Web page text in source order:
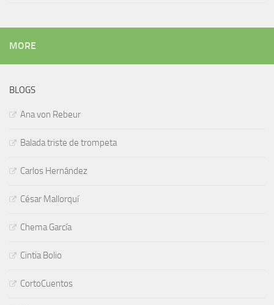
MORE
BLOGS
Ana von Rebeur
Balada triste de trompeta
Carlos Hernández
César Mallorquí
Chema García
Cintia Bolio
CortoCuentos